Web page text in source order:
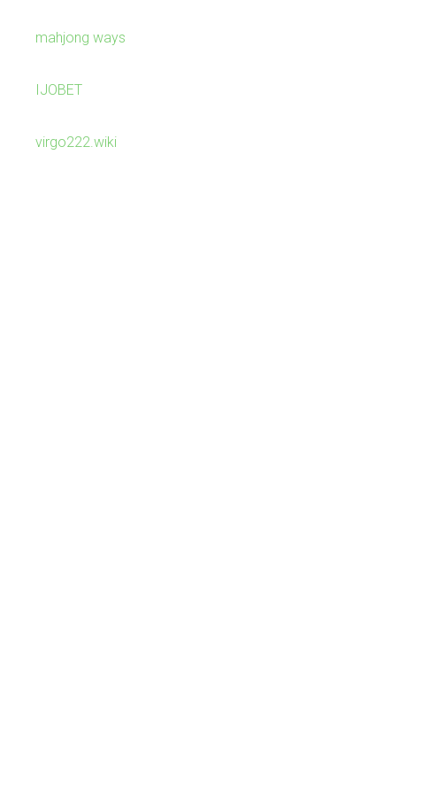
mahjong ways
IJOBET
virgo222.wiki